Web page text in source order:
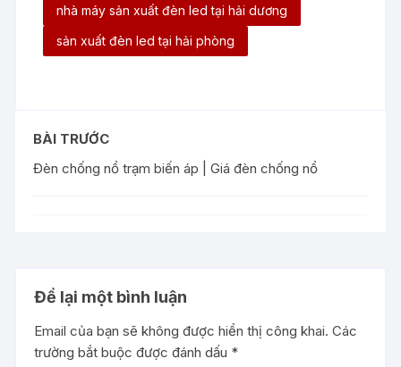
nhà máy sản xuất đèn led tại hải dương
sản xuất đèn led tại hải phòng
BÀI TRƯỚC
Đèn chống nổ trạm biến áp | Giá đèn chống nổ
Để lại một bình luận
Email của bạn sẽ không được hiển thị công khai. Các
trường bắt buộc được đánh dấu *